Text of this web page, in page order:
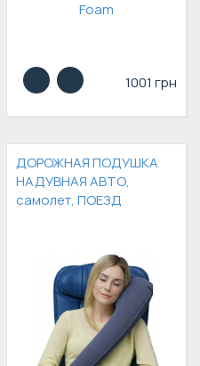
1001 грн
ДОРОЖНАЯ ПОДУШКА
НАДУВНАЯ АВТО,
самолет, ПОЕЗД